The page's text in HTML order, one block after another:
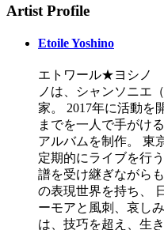
Artist Profile
Etoile Yoshino
エトワール★ヨシノ
ノは、シャンソニエ
家。 2017年に活動を
までを一人で手がけ
アルバムを制作。 東
定期的にライブを行
譜を受け継ぎながら
の表現世界を持ち、
ーモアと風刺、哀し
は、技巧を超え、生